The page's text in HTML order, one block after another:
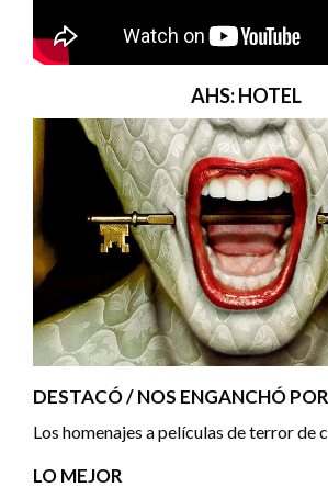
AHS: HOTEL
DESTACÓ / NOS ENGANCHÓ
Los homenajes a películas de terror de
LO MEJOR